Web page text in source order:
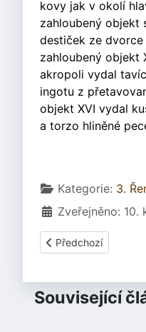
kovy jak v okolí
zahloubený objekt
destiček ze
zahloubený objekt
akropoli vydal
ingotu z
objekt XVI vydal
a torzo hliněné
Základní údaje
Kategorie: 3.
Zveřejněno: 10.
Předchozí článek:
Předchozí
Související